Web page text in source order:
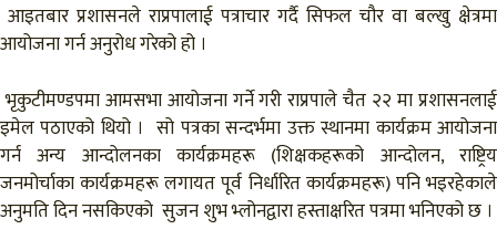
आइतबार प्रशासनले राप्रपालाई पत्राचार गर्दै सिफल चौर वा बल्खु क्षेत्रमा
आयोजना गर्न अनुरोध गरेको हो ।
भृकुटीमण्डपमा आमसभा आयोजना गर्ने गरी राप्रपाले चैत २२ मा प्रशासनलाई
इमेल पठाएको थियो । सो पत्रका सन्दर्भमा उक्त स्थानमा कार्यक्रम आयोजना
गर्न अन्य आन्दोलनका कार्यक्रमहरू (शिक्षकहरूको आन्दोलन, राष्ट्रिय
जनमोर्चाका कार्यक्रमहरू लगायत पूर्व निर्धारित कार्यक्रमहरू) पनि भइरहेकाले
अनुमति दिन नसकिएको सुजन शुभ भ्लोनद्वारा हस्ताक्षरित पत्रमा भनिएको छ ।